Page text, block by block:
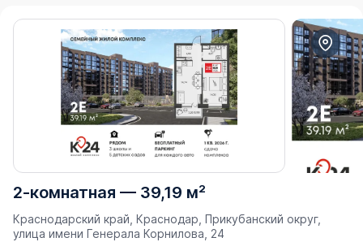
2-комнатная — 39,19 м²
Краснодарский край, Краснодар, Прикубанский округ,
улица имени Генерала Корнилова, 24